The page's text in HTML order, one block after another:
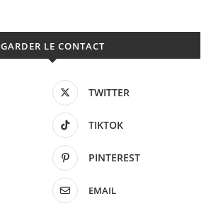
GARDER LE CONTACT
TWITTER
TIKTOK
PINTEREST
EMAIL